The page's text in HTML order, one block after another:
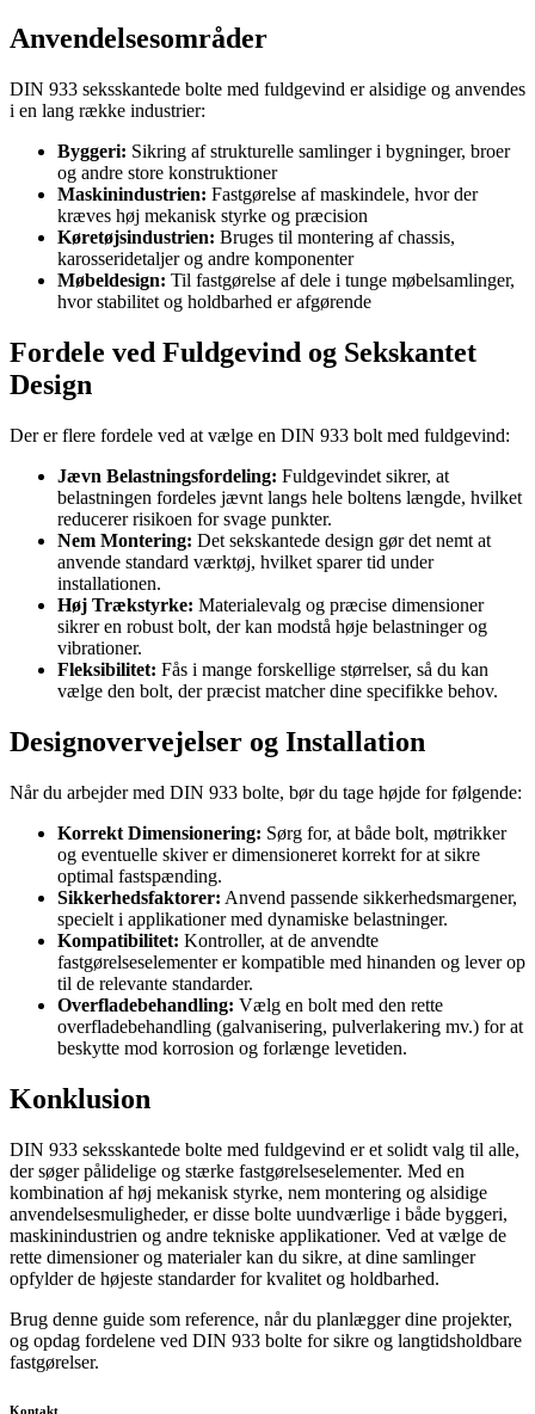
Anvendelsesområder
DIN 933 seksskantede bolte med fuldgevind er alsidige og anvendes
i en lang række industrier:
Byggeri: Sikring af strukturelle samlinger i bygninger, broer
og andre store konstruktioner
Maskinindustrien: Fastgørelse af maskindele, hvor der
kræves høj mekanisk styrke og præcision
Køretøjsindustrien: Bruges til montering af chassis,
karosseridetaljer og andre komponenter
Møbeldesign: Til fastgørelse af dele i tunge møbelsamlinger,
hvor stabilitet og holdbarhed er afgørende
Fordele ved Fuldgevind og Sekskantet
Design
Der er flere fordele ved at vælge en DIN 933 bolt med fuldgevind:
Jævn Belastningsfordeling: Fuldgevindet sikrer, at
belastningen fordeles jævnt langs hele boltens længde, hvilket
reducerer risikoen for svage punkter.
Nem Montering: Det sekskantede design gør det nemt at
anvende standard værktøj, hvilket sparer tid under
installationen.
Høj Trækstyrke: Materialevalg og præcise dimensioner
sikrer en robust bolt, der kan modstå høje belastninger og
vibrationer.
Fleksibilitet: Fås i mange forskellige størrelser, så du kan
vælge den bolt, der præcist matcher dine specifikke behov.
Designovervejelser og Installation
Når du arbejder med DIN 933 bolte, bør du tage højde for følgende:
Korrekt Dimensionering: Sørg for, at både bolt, møtrikker
og eventuelle skiver er dimensioneret korrekt for at sikre
optimal fastspænding.
Sikkerhedsfaktorer: Anvend passende sikkerhedsmargener,
specielt i applikationer med dynamiske belastninger.
Kompatibilitet: Kontroller, at de anvendte
fastgørelseselementer er kompatible med hinanden og lever op
til de relevante standarder.
Overfladebehandling: Vælg en bolt med den rette
overfladebehandling (galvanisering, pulverlakering mv.) for at
beskytte mod korrosion og forlænge levetiden.
Konklusion
DIN 933 seksskantede bolte med fuldgevind er et solidt valg til alle,
der søger pålidelige og stærke fastgørelseselementer. Med en
kombination af høj mekanisk styrke, nem montering og alsidige
anvendelsesmuligheder, er disse bolte uundværlige i både byggeri,
maskinindustrien og andre tekniske applikationer. Ved at vælge de
rette dimensioner og materialer kan du sikre, at dine samlinger
opfylder de højeste standarder for kvalitet og holdbarhed.
Brug denne guide som reference, når du planlægger dine projekter,
og opdag fordelene ved DIN 933 bolte for sikre og langtidsholdbare
fastgørelser.
Kontakt